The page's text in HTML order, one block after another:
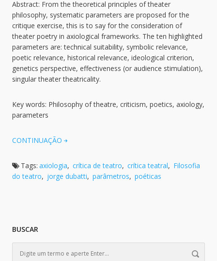
Abstract: From the theoretical principles of theater
philosophy, systematic parameters are proposed for the
critique exercise, this is to say for the consideration of
theater poetry in axiological frameworks. The ten highlighted
parameters are: technical suitability, symbolic relevance,
poetic relevance, historical relevance, ideological criterion,
genetics perspective, effectiveness (or audience stimulation),
singular theater theatricality.
Key words: Philosophy of theatre, criticism, poetics, axiology,
parameters
CONTINUAÇÃO
Tags: axiologia, crítica de teatro, crítica teatral, Filosofia
do teatro, jorge dubatti, parâmetros, poéticas
BUSCAR